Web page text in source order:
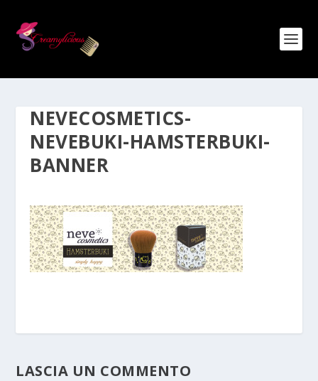
NEVECOSMETICS-
NEVEBUKI-HAMSTERBUKI-
BANNER
LASCIA UN COMMENTO